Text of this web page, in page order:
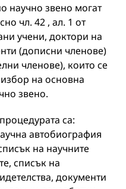
научно звено могат
чл. 42 , ал. 1 от
учени, доктори на
(дописни членове)
членове), които се
на основна
звено.
са:
автобиография
на научните
списък на
документи